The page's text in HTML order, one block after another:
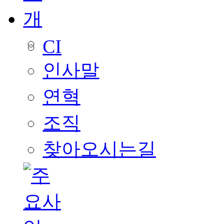
CI
인사말
연혁
조직
찾아오시는길